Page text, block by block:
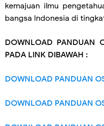
kemajuan ilmu
bangsa Indonesia di
DOWNLOAD PANDUAN
PADA LINK DIBAWAH :
DOWNLOAD PANDUAN
DOWNLOAD PANDUAN